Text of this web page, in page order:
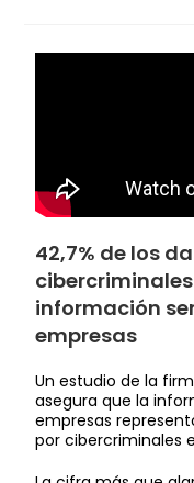
42,7% de los
información
empresas
Un estudio de la
asegura que la
empresas
por cibercriminales